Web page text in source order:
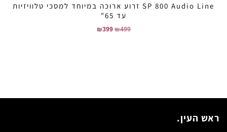
SP 800 Audio Line זרוע ארוכה במיוחד למסכי טלוויזיות
עד 65"
₪499
₪399
ראש העין.